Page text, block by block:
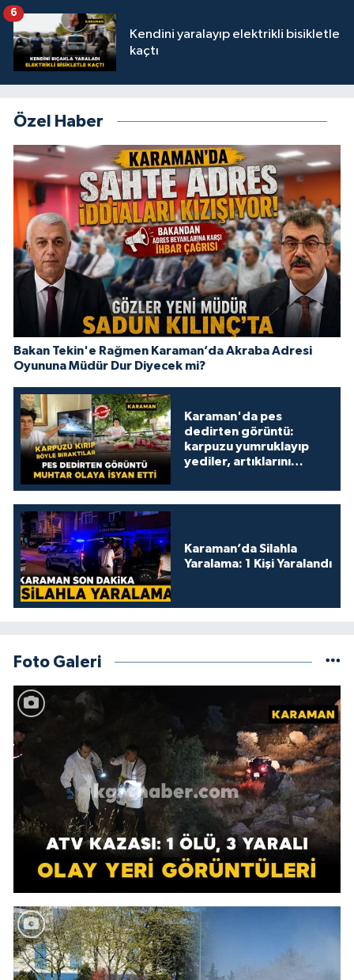
Kendini yaralayıp elektrikli bisikletle
kaçtı
6
Özel Haber
Bakan Tekin'e Rağmen Karaman’da Akraba Adresi
Oyununa Müdür Dur Diyecek mi?
Karaman'da pes
dedirten görüntü:
karpuzu yumruklayıp
yediler, artıklarını
Karaman’da Silahla
Yaralama: 1 Kişi Yaralandı
Foto Galeri